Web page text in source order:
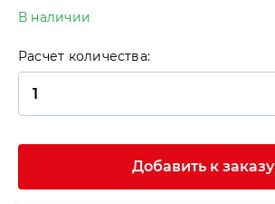
В наличии
Расчет количества:
Добавить к заказу